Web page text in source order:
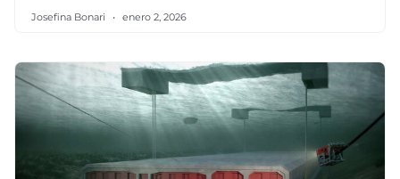
Josefina Bonari enero 2, 2026